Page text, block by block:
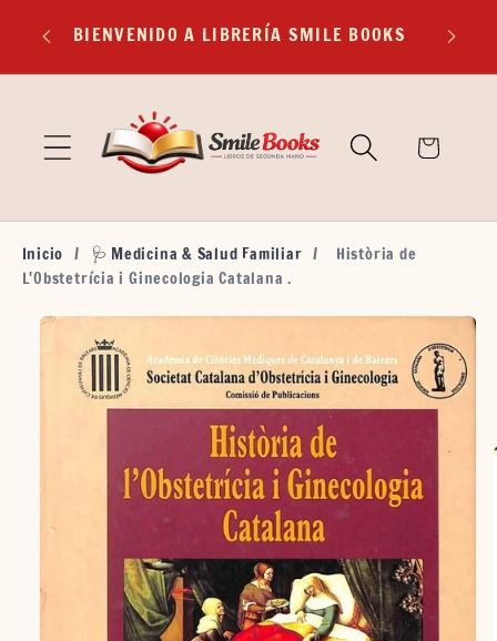
directamente
BIENVENIDO A LIBRERÍA SMILE BOOKS
Carrito
Inicio / 🩺 Medicina & Salud Familiar /
Història de
L'Obstetrícia i Ginecologia Catalana .
Ir
directamente
información
del producto